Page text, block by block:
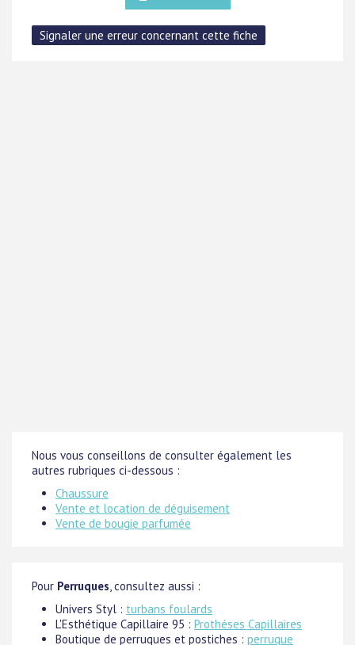
Nous vous conseillons de consulter également les
autres rubriques ci-dessous :
Chaussure
Vente et location de déguisement
Vente de bougie parfumée
Pour Perruques , consultez aussi :
Univers Styl : turbans foulards
L'Esthétique Capillaire 95 : Prothéses Capillaires
Boutique de perruques et postiches : perruque